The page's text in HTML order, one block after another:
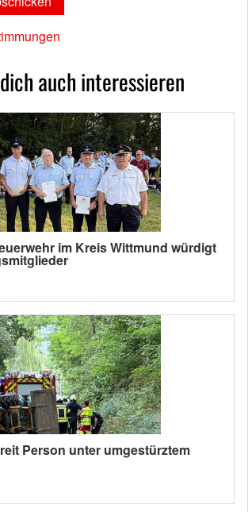
auch interessieren
im Kreis Wittmund würdigt
Person unter umgestürztem